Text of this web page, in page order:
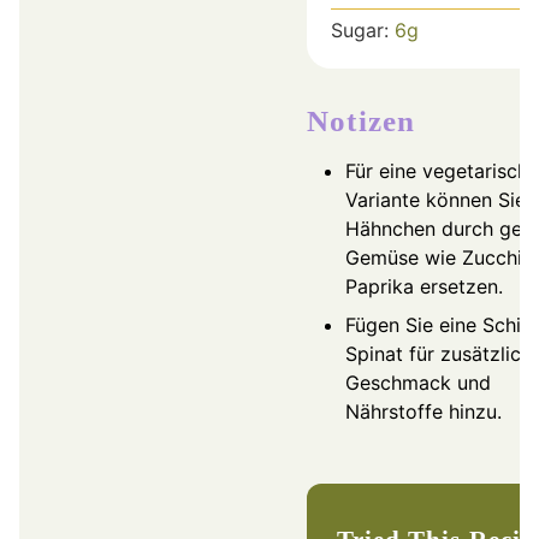
Sugar: 6g
Notizen
Für eine vegetarische
Variante können Sie
Hähnchen durch
Gemüse wie
Paprika ersetzen.
Fügen Sie eine
Spinat für
Geschmack und
Nährstoffe hinzu.